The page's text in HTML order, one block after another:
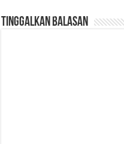
Tinggalkan Balasan